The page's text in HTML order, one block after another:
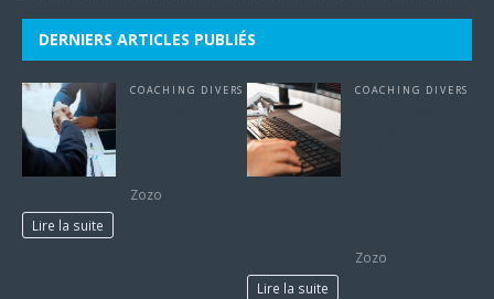
DERNIERS ARTICLES PUBLIÉS
COACHING DIVERS
Zozo
Lire la suite
COACHING DIVERS
Zozo
Lire la suite